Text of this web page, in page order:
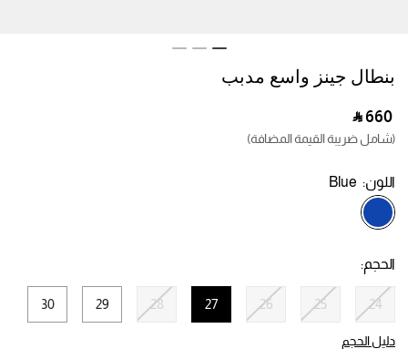
بنطال جينز واسع مدبب
‎ ⃁ ⁦660⁩ ‎
(شامل ضريبة القيمة المضافة)
اللون:Blue
الحجم:
24
25
26
27
28
29
30
دليل الحجم